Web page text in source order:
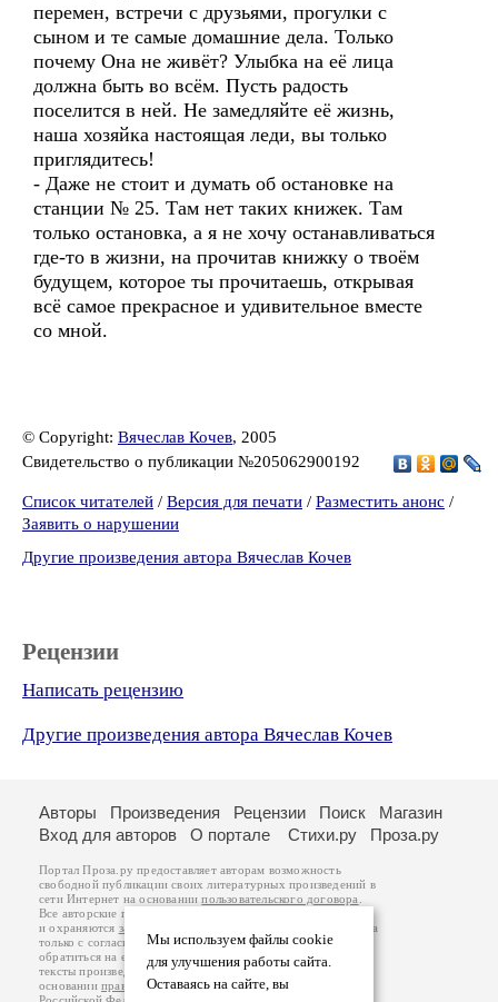
перемен, встречи с друзьями, прогулки с
сыном и те самые домашние дела. Только
почему Она не живёт? Улыбка на её лица
должна быть во всём. Пусть радость
поселится в ней. Не замедляйте её жизнь,
наша хозяйка настоящая леди, вы только
приглядитесь!
- Даже не стоит и думать об остановке на
станции № 25. Там нет таких книжек. Там
только остановка, а я не хочу останавливаться
где-то в жизни, на прочитав книжку о твоём
будущем, которое ты прочитаешь, открывая
всё самое прекрасное и удивительное вместе
со мной.
© Copyright: Вячеслав Кочев, 2005
Свидетельство о публикации №205062900192
Список читателей / Версия для печати / Разместить анонс /
Заявить о нарушении
Другие произведения автора Вячеслав Кочев
Рецензии
Написать рецензию
Другие произведения автора Вячеслав Кочев
Мы используем файлы cookie
для улучшения работы сайта.
Оставаясь на сайте, вы
Авторы Произведения Рецензии Поиск
Магазин
Вход для авторов
О портале Стихи.ру Проза.ру
Портал Проза.ру предоставляет авторам возможность
свободной публикации своих литературных произведений в
сети Интернет на основаниипользовательского договора
Все авторские права на произведения принадлежат авторам
и охраняются законом
. Перепечатка произведений возможна
только с согласия его автора, к которому вы можете
обратиться на его авторской странице. Ответственность за
тексты произведений авторы несут самостоятельно на
основанииправил публикацииизаконодательства